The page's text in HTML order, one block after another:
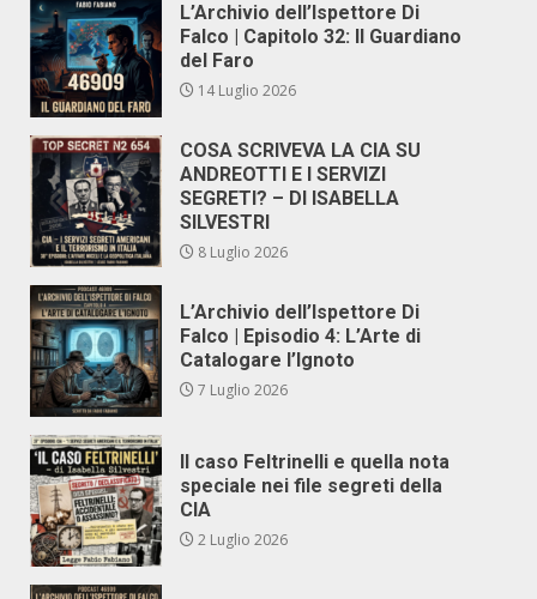
L’Archivio dell’Ispettore Di
Falco | Capitolo 32: Il Guardiano
del Faro
14 Luglio 2026
COSA SCRIVEVA LA CIA SU
ANDREOTTI E I SERVIZI
SEGRETI? – DI ISABELLA
SILVESTRI
8 Luglio 2026
L’Archivio dell’Ispettore Di
Falco | Episodio 4: L’Arte di
Catalogare l’Ignoto
7 Luglio 2026
Il caso Feltrinelli e quella nota
speciale nei file segreti della
CIA
2 Luglio 2026